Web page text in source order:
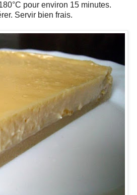
pour environ 15 minutes.
Servir bien frais.